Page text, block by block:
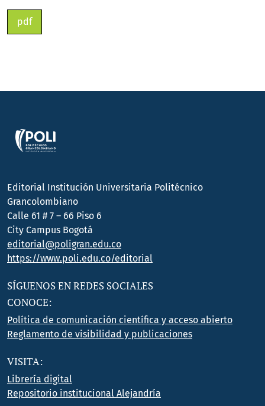
pdf
Editorial Institución Universitaria Politécnico
Grancolombiano
Calle 61 # 7 – 66 Piso 6
City Campus Bogotá
editorial@poligran.edu.co
https://www.poli.edu.co/editorial
SÍGUENOS EN REDES SOCIALES
CONOCE:
Política de comunicación científica y acceso abierto
Reglamento de visibilidad y publicaciones
VISITA:
Librería digital
Repositorio institucional Alejandría